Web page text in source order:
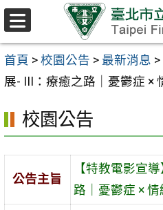
跳至主要內容區
首頁 > 校園公告 > 最新消息 >
展- III：療癒之路｜憂鬱症 ×
校園公告
公告主旨
【特教電影宣
路｜憂鬱症 × 情
選
單